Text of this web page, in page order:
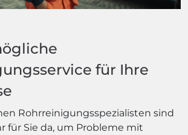
für Ihre
Rohrreinigungsspezialisten sind
für Sie da, um Probleme mit